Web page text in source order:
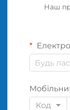
Наш
Код